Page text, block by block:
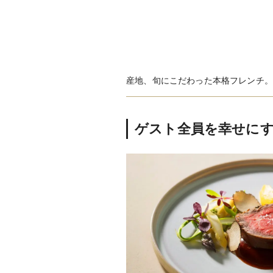
産地、旬にこだわった本格フレンチ
ゲスト全員を幸せに